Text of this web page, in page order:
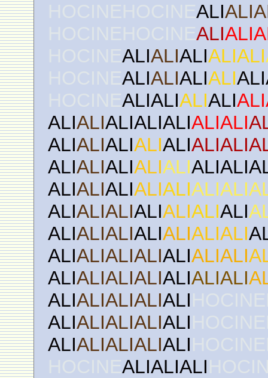
HOCINEHOCINEALI
HOCINEHOCINEALI
HOCINEALIALIALIALIALI
HOCINEALIALIALIALI
HOCINEALIALIALIALI
ALIALIALIALIALIALIALI
ALIALIALIALIALI
ALIALIALIALIALI
ALIALIALIALIALI
ALIALIALIALIALIALIALI
ALIALIALIALIALIALIALI
ALIALIALIALIALIALIALI
ALIALIALIALIALIALIALI
ALIALIALIALIALI
ALIALIALIALIALI
ALIALIALIALIALI
HOCINEALIALIALI